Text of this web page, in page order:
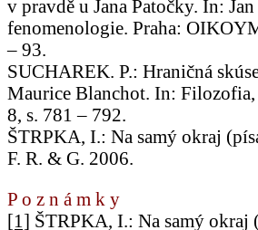
v pravdě u Jana Patočky. In:
fenomenologie. Praha:
– 93.
SUCHAREK. P.: Hraničná
Maurice Blanchot. In: Filozofia,
8, s. 781 – 792.
ŠTRPKA, I.: Na samý okraj
F. R. & G. 2006.
P o z n á m k y
[1] ŠTRPKA, I.: Na samý okraj